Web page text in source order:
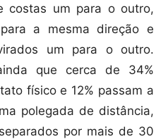
costas um para o outro,
a mesma direção e
um para o outro.
que cerca de 34%
físico e 12% passam a
polegada de distância,
por mais de 30